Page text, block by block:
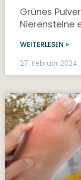
Grünes
Nierensteine
WEITERLESEN »
27. Februar 2024.